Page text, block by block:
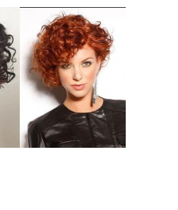
Тренды в стрижках
Волос при стрижке